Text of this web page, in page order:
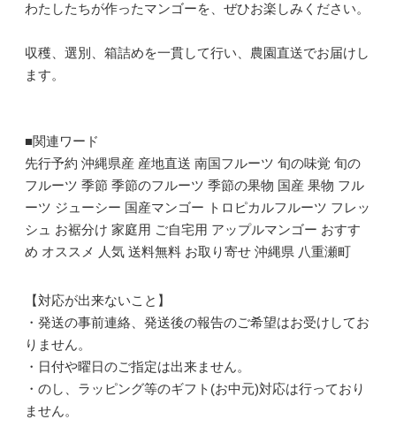
わたしたちが作ったマンゴーを、ぜひお楽しみください。
収穫、選別、箱詰めを一貫して行い、農園直送でお届けし
ます。
■関連ワード
先行予約 沖縄県産 産地直送 南国フルーツ 旬の味覚 旬の
フルーツ 季節 季節のフルーツ 季節の果物 国産 果物 フル
ーツ ジューシー 国産マンゴー トロピカルフルーツ フレッ
シュ お裾分け 家庭用 ご自宅用 アップルマンゴー おすす
め オススメ 人気 送料無料 お取り寄せ 沖縄県 八重瀬町
【対応が出来ないこと】
・発送の事前連絡、発送後の報告のご希望はお受けしてお
りません。
・日付や曜日のご指定は出来ません。
・のし、ラッピング等のギフト(お中元)対応は行っており
ません。